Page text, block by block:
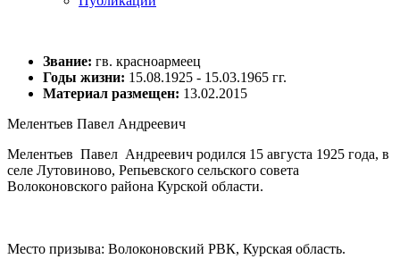
Звание: гв. красноармеец
Годы жизни: 15.08.1925 - 15.03.1965 гг.
Материал размещен: 13.02.2015
Мелентьев Павел Андреевич
Мелентьев Павел Андреевич родился 15 августа 1925 года, в
селе Лутовиново, Репьевского сельского совета
Волоконовского района Курской области.
Место призыва: Волоконовский РВК, Курская область.